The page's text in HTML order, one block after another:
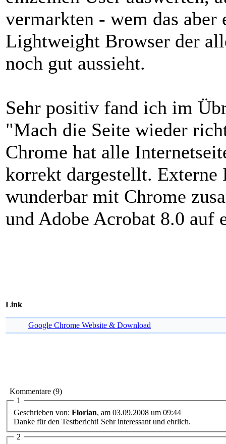
vermarkten - wem das
Lightweight Browser der
noch gut aussieht.
Sehr positiv fand ich im
"Mach die Seite wieder
Chrome hat alle
korrekt dargestellt.
wunderbar mit Chrome
und Adobe Acrobat 8.0 auf
Link
Google Chrome Website & Download
Kommentare (9)
1
Geschrieben von: Florian, am 03.09.2008 um 09:44
Danke für den Testbericht! Sehr interessant und ehrlich.
2